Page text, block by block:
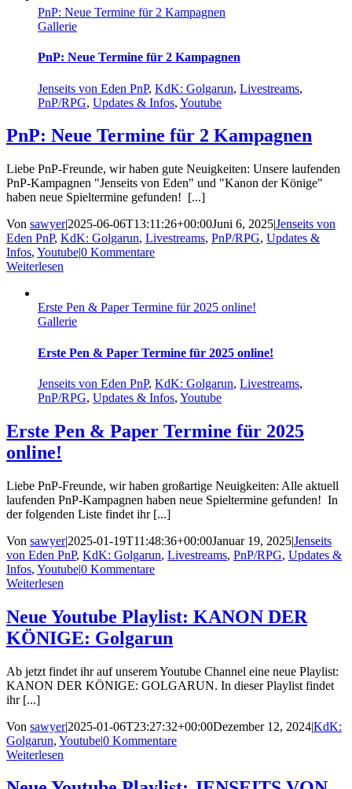
PnP: Neue Termine für 2 Kampagnen
Gallerie
PnP: Neue Termine für 2 Kampagnen
Jenseits von Eden PnP, KdK: Golgarun, Livestreams,
PnP/RPG, Updates & Infos, Youtube
PnP: Neue Termine für 2 Kampagnen
Liebe PnP-Freunde, wir haben gute Neuigkeiten: Unsere laufenden
PnP-Kampagnen "Jenseits von Eden" und "Kanon der Könige"
haben neue Spieltermine gefunden! [...]
Von sawyer|2025-06-06T13:11:26+00:00Juni 6, 2025|Jenseits von
Eden PnP, KdK: Golgarun, Livestreams, PnP/RPG, Updates &
Infos, Youtube|0 Kommentare
Weiterlesen
Erste Pen & Paper Termine für 2025 online!
Gallerie
Erste Pen & Paper Termine für 2025 online!
Jenseits von Eden PnP, KdK: Golgarun, Livestreams,
PnP/RPG, Updates & Infos, Youtube
Erste Pen & Paper Termine für 2025
online!
Liebe PnP-Freunde, wir haben großartige Neuigkeiten: Alle aktuell
laufenden PnP-Kampagnen haben neue Spieltermine gefunden! In
der folgenden Liste findet ihr [...]
Von sawyer|2025-01-19T11:48:36+00:00Januar 19, 2025|Jenseits
von Eden PnP, KdK: Golgarun, Livestreams, PnP/RPG, Updates &
Infos, Youtube|0 Kommentare
Weiterlesen
Neue Youtube Playlist: KANON DER
KÖNIGE: Golgarun
Ab jetzt findet ihr auf unserem Youtube Channel eine neue Playlist:
KANON DER KÖNIGE: GOLGARUN. In dieser Playlist findet
ihr [...]
Von sawyer|2025-01-06T23:27:32+00:00Dezember 12, 2024|KdK:
Golgarun, Youtube|0 Kommentare
Weiterlesen